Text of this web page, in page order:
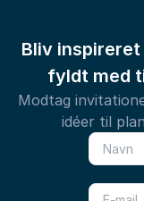
Bliv inspireret
fyldt med
Modtag
idéer til